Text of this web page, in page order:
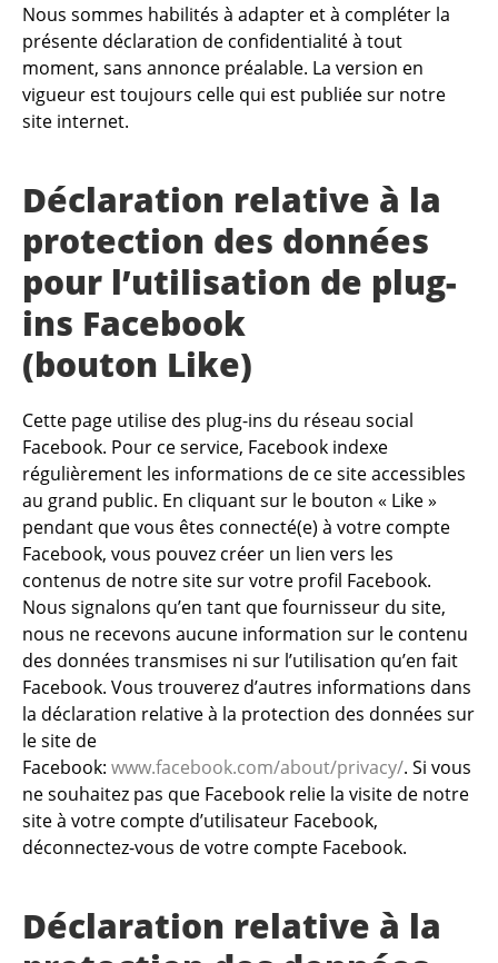
Nous sommes habilités à adapter et à compléter la
présente déclaration de confidentialité à tout
moment, sans annonce préalable. La version en
vigueur est toujours celle qui est publiée sur notre
site internet.
Déclaration relative à la
protection des données
pour l’utilisation de plug-
ins Facebook
(bouton Like)
Cette page utilise des plug-ins du réseau social
Facebook. Pour ce service, Facebook indexe
régulièrement les informations de ce site accessibles
au grand public. En cliquant sur le bouton « Like »
pendant que vous êtes connecté(e) à votre compte
Facebook, vous pouvez créer un lien vers les
contenus de notre site sur votre profil Facebook.
Nous signalons qu’en tant que fournisseur du site,
nous ne recevons aucune information sur le contenu
des données transmises ni sur l’utilisation qu’en fait
Facebook. Vous trouverez d’autres informations dans
la déclaration relative à la protection des données sur
le site de
Facebook: www.facebook.com/about/privacy/. Si vous
ne souhaitez pas que Facebook relie la visite de notre
site à votre compte d’utilisateur Facebook,
déconnectez-vous de votre compte Facebook.
Déclaration relative à la